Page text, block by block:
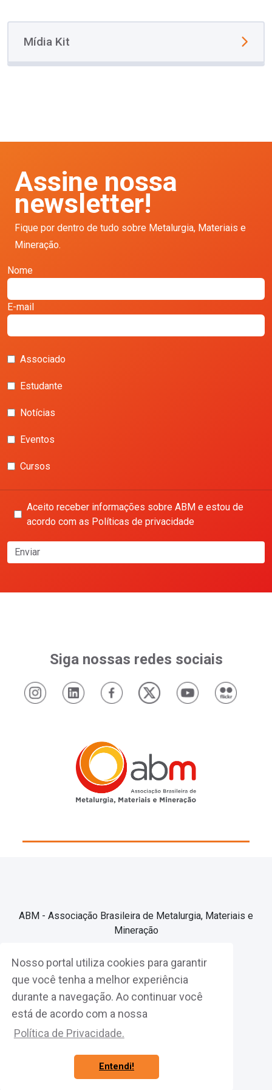
Nosso portal utiliza cookies para garantir
que você tenha a melhor experiência
durante a navegação. Ao continuar você
está de acordo com a nossa
Política de Privacidade.
Entendi!
Mídia Kit
Assine nossa
newsletter!
Fique por dentro de tudo sobre Metalurgia, Materiais e
Mineração.
Nome
E-mail
Associado
Estudante
Notícias
Eventos
Cursos
Aceito receber informações sobre ABM e estou de
acordo com as Políticas de privacidade
Enviar
Siga nossas redes sociais
ABM - Associação Brasileira de Metalurgia, Materiais e
Mineração
Associe-se
Fazer Login